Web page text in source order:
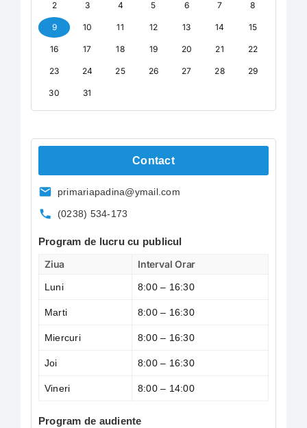
2 3 4 5 6 7 8
9 10 11 12 13 14 15
16 17 18 19 20 21 22
23 24 25 26 27 28 29
30 31
Contact
primariapadina@ymail.com
(0238) 534-173
Program de lucru cu publicul
Ziua
Interval Orar
Luni 8:00 – 16:30
Marti 8:00 – 16:30
Miercuri 8:00 – 16:30
Joi 8:00 – 16:30
Vineri 8:00 – 14:00
Program de audiente